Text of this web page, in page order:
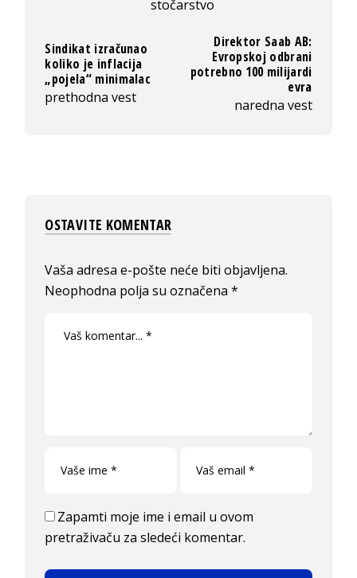
stočarstvo
Sindikat izračunao
koliko je inflacija
„pojela“ minimalac
prethodna vest
Direktor Saab AB:
Evropskoj odbrani
potrebno 100 milijardi
evra
naredna vest
OSTAVITE KOMENTAR
Vaša adresa e-pošte neće biti objavljena.
Neophodna polja su označena*
Zapamti moje ime i email u ovom
pretraživaču za sledeći komentar.